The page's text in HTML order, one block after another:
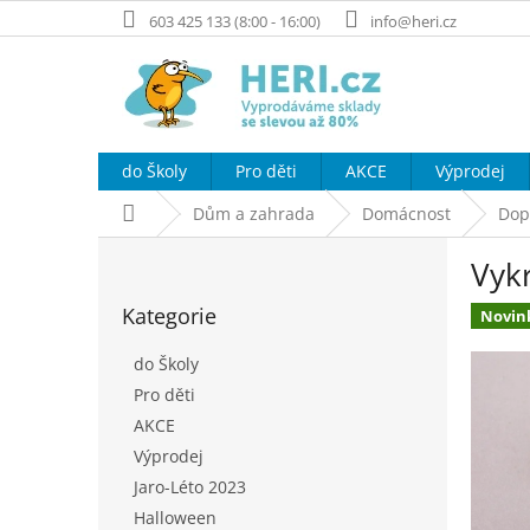
na
603 425 133 (8:00 - 16:00) info@heri.cz
do Školy Pro děti AKCE Výprodej
Domů Dům a zahrada Domácnost
kategorie
Kategorie
do Školy
Pro děti
AKCE
Výprodej
Jaro-Léto 2023
Halloween